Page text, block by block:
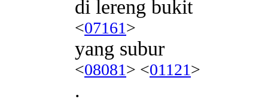
di lereng bukit
<07161>
yang subur
<08081> <01121>
.